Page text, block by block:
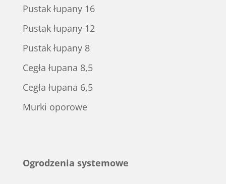
Pustak łupany 16
Pustak łupany 12
Pustak łupany 8
Cegła łupana 8,5
Cegła łupana 6,5
Murki oporowe
Ogrodzenia systemowe